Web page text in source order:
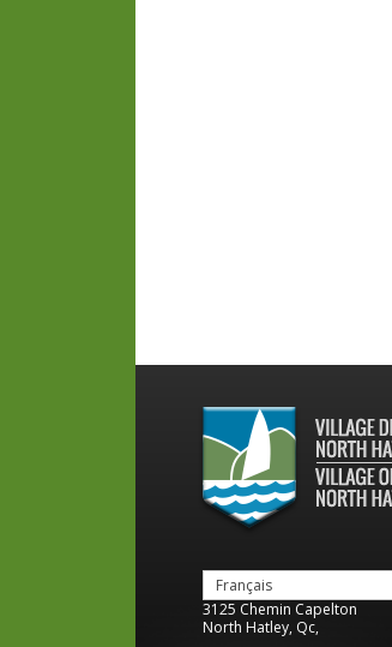
Français
3125 Chemin Capelton
North Hatley, Qc,